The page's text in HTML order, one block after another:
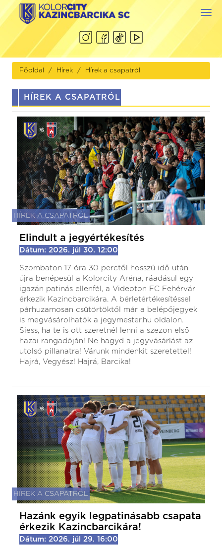
Főoldal Hírek Hírek a csapatról
HÍREK A CSAPATRÓL
HÍREK A CSAPATRÓL
Elindult a jegyértékesítés
Dátum: 2026. júl 30. 12:00
Szombaton 17 óra 30 perctől hosszú idő után
újra benépesül a Kolorcity Aréna, ráadásul egy
igazán patinás ellenfél, a Videoton FC Fehérvár
érkezik Kazincbarcikára. A bérletértékesítéssel
párhuzamosan csütörtöktől már a belépőjegyek
is megvásárolhatók a jegymester.hu oldalon.
Siess, ha te is ott szeretnél lenni a szezon első
hazai rangadóján! Ne hagyd a jegyvásárlást az
utolsó pillanatra! Várunk mindenkit szeretettel!
Hajrá, Vegyész! Hajrá, Barcika!
HÍREK A CSAPATRÓL
Hazánk egyik legpatinásabb csapata
érkezik Kazincbarcikára!
Dátum: 2026. júl 29. 16:00